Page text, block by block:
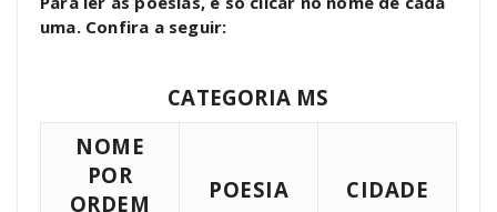
uma. Confira a seguir:
CATEGORIA MS
NOME
POR
ORDEM
POESIA CIDADE